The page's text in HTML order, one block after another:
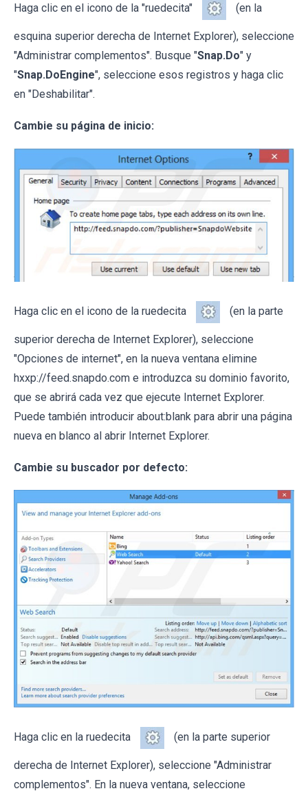
Haga clic en el icono de la "ruedecita" (en la
esquina superior derecha de Internet Explorer), seleccione
"Administrar complementos". Busque "Snap.Do" y
"Snap.DoEngine", seleccione esos registros y haga clic
en "Deshabilitar".
Cambie su página de inicio:
Haga clic en el icono de la ruedecita (en la parte
superior derecha de Internet Explorer), seleccione
"Opciones de internet", en la nueva ventana elimine
hxxp://feed.snapdo.com e introduzca su dominio favorito,
que se abrirá cada vez que ejecute Internet Explorer.
Puede también introducir about:blank para abrir una página
nueva en blanco al abrir Internet Explorer.
Cambie su buscador por defecto:
Haga clic en la ruedecita (en la parte superior
derecha de Internet Explorer), seleccione "Administrar
complementos". En la nueva ventana, seleccione